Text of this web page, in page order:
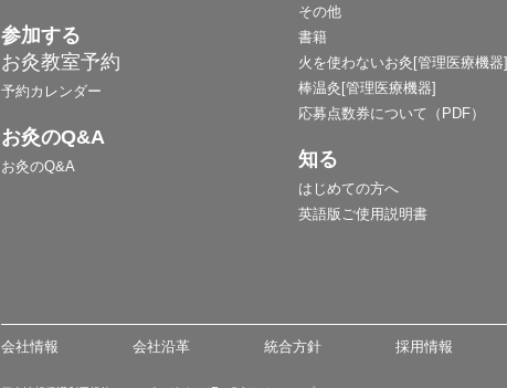
参加する
お灸教室予約
予約カレンダー
お灸のQ&A
お灸のQ&A
その他
書籍
火を使わないお灸[管理医療機器]
棒温灸[管理医療機器]
応募点数券について（PDF）
知る
はじめての方へ
英語版ご使用説明書
会社情報 会社沿革 統合方針 採用情報